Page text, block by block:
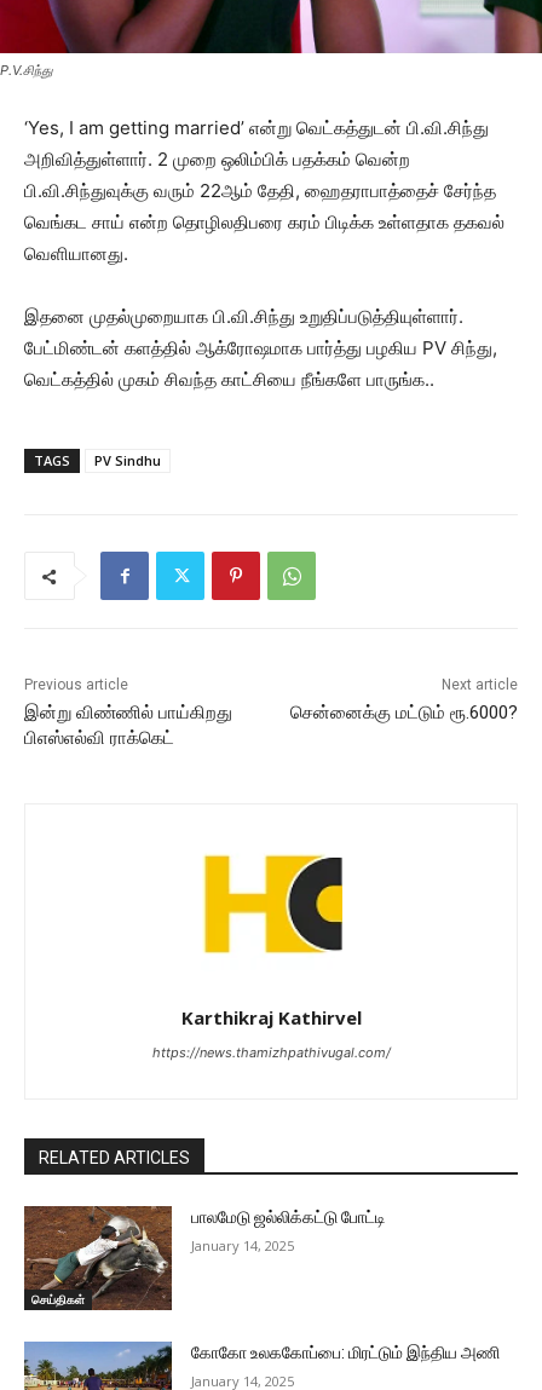
P.V.சிந்து
‘Yes, I am getting married’ என்று வெட்கத்துடன் பி.வி.சிந்து
அறிவித்துள்ளார். 2 முறை ஒலிம்பிக் பதக்கம் வென்ற
பி.வி.சிந்துவுக்கு வரும் 22ஆம் தேதி, ஹைதராபாத்தைச் சேர்ந்த
வெங்கட சாய் என்ற தொழிலதிபரை கரம் பிடிக்க உள்ளதாக தகவல்
வெளியானது.
இதனை முதல்முறையாக பி.வி.சிந்து உறுதிப்படுத்தியுள்ளார்.
பேட்மிண்டன் களத்தில் ஆக்ரோஷமாக பார்த்து பழகிய PV சிந்து,
வெட்கத்தில் முகம் சிவந்த காட்சியை நீங்களே பாருங்க..
TAGS PV Sindhu
Previous article
இன்று விண்ணில் பாய்கிறது
பிஎஸ்எல்வி ராக்கெட்
Next article
சென்னைக்கு மட்டும் ரூ.6000?
Karthikraj Kathirvel
https://news.thamizhpathivugal.com/
RELATED ARTICLES
செய்திகள்
பாலமேடு ஜல்லிக்கட்டு போட்டி
January 14, 2025
கோகோ உலககோப்பை: மிரட்டும் இந்திய அணி
January 14, 2025